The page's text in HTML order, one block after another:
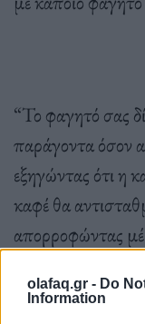
olafaq.gr - Do
Information
“Το φαγητό σας
παράγοντα όσον
εξηγώντας ότι η
καφέ θα
απορροφώντας
Ο Rao